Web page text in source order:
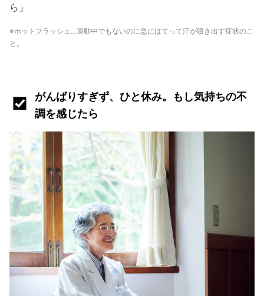
ら」
※ホットフラッシュ…運動中でもないのに急にほてって汗が噴き出す症状のこ
と。
がんばりすぎず、ひと休み。もし気持ちの不
調を感じたら